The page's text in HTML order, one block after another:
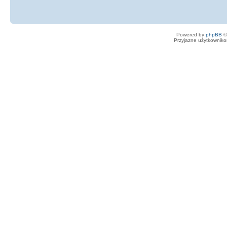
Powered by phpBB
Przyjazne